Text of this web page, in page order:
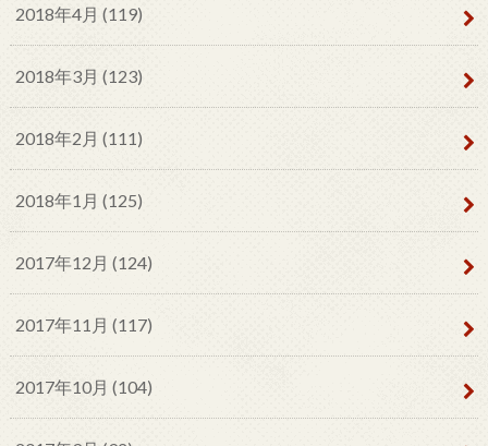
2018年4月 (119)
2018年3月 (123)
2018年2月 (111)
2018年1月 (125)
2017年12月 (124)
2017年11月 (117)
2017年10月 (104)